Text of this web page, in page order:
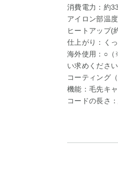
消費電力：約
アイロン部温
ヒートアップ(
仕上がり：く
海外使用：○（
い求めくださ
コーティング
機能：毛先キ
コードの長さ